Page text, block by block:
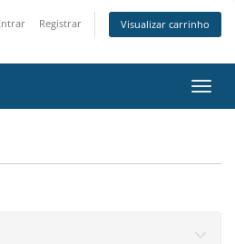
Registrar Visualizar carrinho